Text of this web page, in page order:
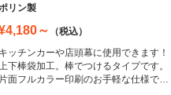
アルミ複合板
Aluminum Composite Board
ポリン製
～
（税込）
キッチンカーや店頭幕に使用できます！
上下棒袋加工。棒でつけるタイプです。
片面フルカラー印刷のお手軽な仕様で…